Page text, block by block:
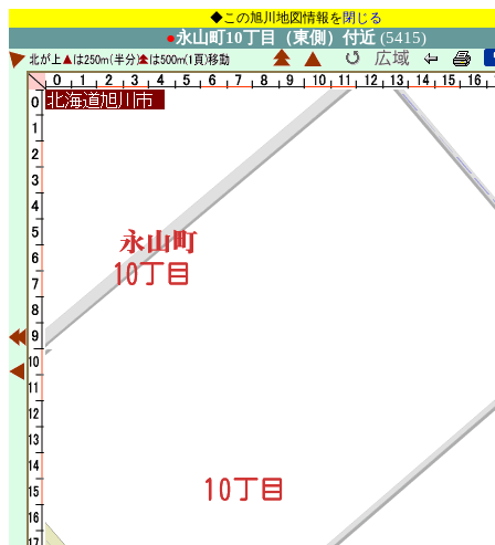
◆この旭川地図情報を閉じる
●永山町10丁目（東側）付近 (5415)